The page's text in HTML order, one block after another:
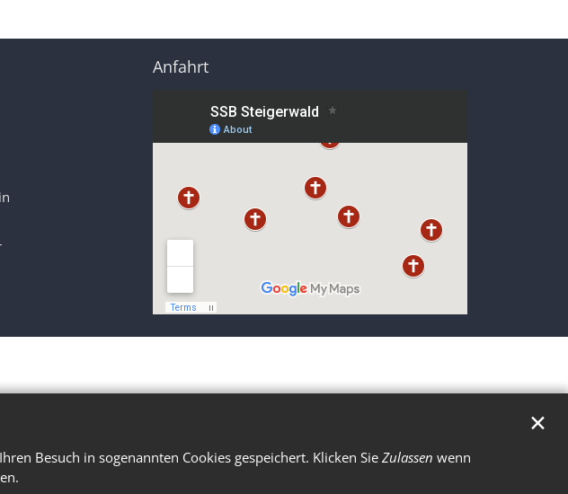
Besuch in sogenannten Cookies gespeichert. Klicken Sie Zulassen wenn
✕
Anfahrt